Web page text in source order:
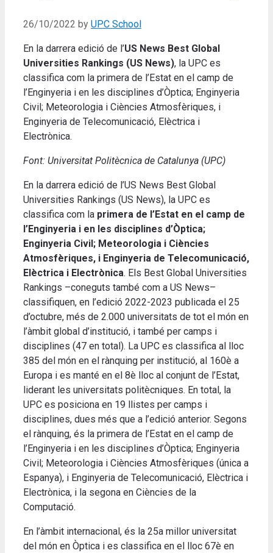
26/10/2022 by UPC School
En la darrera edició de l’US News Best Global
Universities Rankings (US News), la UPC es
classifica com la primera de l’Estat en el camp de
l’Enginyeria i en les disciplines d’Òptica; Enginyeria
Civil; Meteorologia i Ciències Atmosfèriques, i
Enginyeria de Telecomunicació, Elèctrica i
Electrònica.
Font: Universitat Politècnica de Catalunya (UPC)
En la darrera edició de l’US News Best Global
Universities Rankings (US News), la UPC es
classifica com la primera de l’Estat en el camp de
l’Enginyeria i en les disciplines d’Òptica;
Enginyeria Civil; Meteorologia i Ciències
Atmosfèriques, i Enginyeria de Telecomunicació,
Elèctrica i Electrònica. Els Best Global Universities
Rankings –coneguts també com a US News–
classifiquen, en l’edició 2022-2023 publicada el 25
d’octubre, més de 2.000 universitats de tot el món en
l’àmbit global d’institució, i també per camps i
disciplines (47 en total). La UPC es classifica al lloc
385 del món en el rànquing per institució, al 160è a
Europa i es manté en el 8è lloc al conjunt de l’Estat,
liderant les universitats politècniques. En total, la
UPC es posiciona en 19 llistes per camps i
disciplines, dues més que a l’edició anterior. Segons
el rànquing, és la primera de l’Estat en el camp de
l’Enginyeria i en les disciplines d’Òptica; Enginyeria
Civil; Meteorologia i Ciències Atmosfèriques (única a
Espanya), i Enginyeria de Telecomunicació, Elèctrica i
Electrònica, i la segona en Ciències de la
Computació.
En l’àmbit internacional, és la 25a millor universitat
del món en Òptica i es classifica en el lloc 67è en